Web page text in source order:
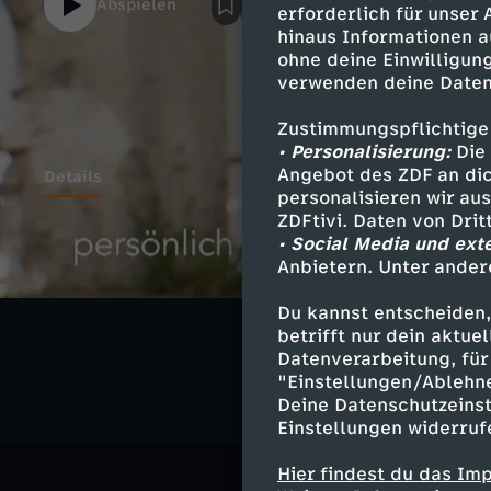
erforderlich für unser
hinaus Informationen
ohne deine
verwenden deine
• Personalisierung:Die
Angebot des ZDF an
personalisieren wir
ZDFtivi. Daten von
• Social Media und
Anbietern. Unter
Du kannst
betrifft nur dein
Datenverarbeitung,
"Einstellungen/
Deine
Einstellungen
Hier findest du das
Abspielen
Details
Ähnliche